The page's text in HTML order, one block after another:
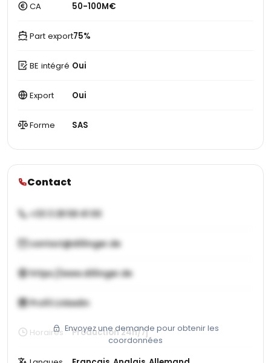
CA 50-100M€
Part export75%
BE intégré Oui
Export Oui
Forme SAS
Contact
+33 3 28 58 41 00
contact@dillinger.de
https://www.dillinger.de
Profil LinkedIn
Envoyez une demande pour obtenir les
coordonnées
Horaires Production 24h/7j